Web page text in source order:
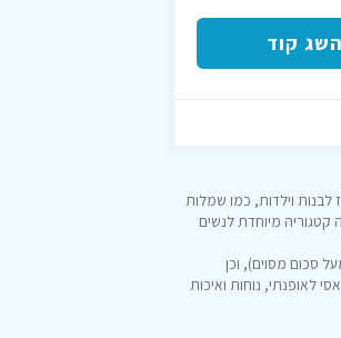
השג קוד
וילדות, כמו שמלות
קטגוריה מיוחדת לנשים
סכום מסוים), וכן
לאופנתי, נוחות ואיכות